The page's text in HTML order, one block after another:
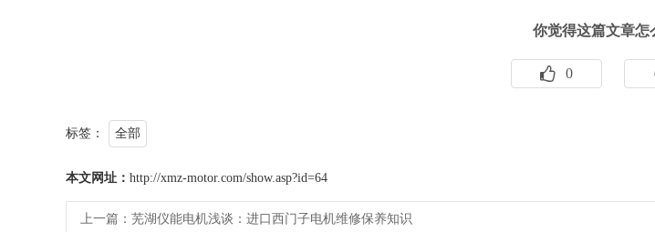
你觉得这篇文章怎
0
标签： 全部
本文网址： http://xmz-motor.com/show.asp?id=64
上一篇： 芜湖仪能电机浅谈：进口西门子电机维修保养知识